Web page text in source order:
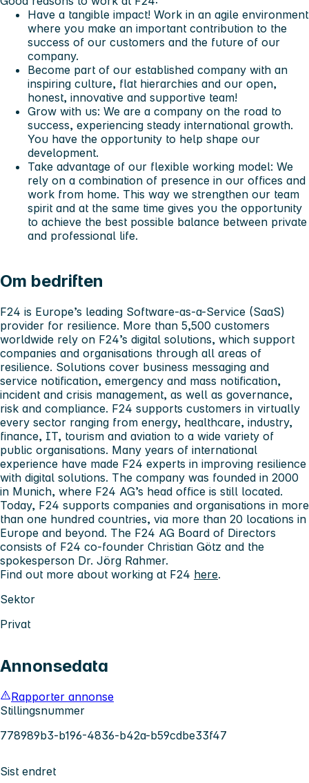
Have a tangible impact! Work in an agile environment
where you make an important contribution to the
success of our customers and the future of our
company.
Become part of our established company with an
inspiring culture, flat hierarchies and our open,
honest, innovative and supportive team!
Grow with us: We are a company on the road to
success, experiencing steady international growth.
You have the opportunity to help shape our
development.
Take advantage of our flexible working model: We
rely on a combination of presence in our offices and
work from home. This way we strengthen our team
spirit and at the same time gives you the opportunity
to achieve the best possible balance between private
and professional life.
Om bedriften
F24 is Europe’s leading Software-as-a-Service (SaaS)
provider for resilience. More than 5,500 customers
worldwide rely on F24’s digital solutions, which support
companies and organisations through all areas of
resilience. Solutions cover business messaging and
service notification, emergency and mass notification,
incident and crisis management, as well as governance,
risk and compliance. F24 supports customers in virtually
every sector ranging from energy, healthcare, industry,
finance, IT, tourism and aviation to a wide variety of
public organisations. Many years of international
experience have made F24 experts in improving resilience
with digital solutions. The company was founded in 2000
in Munich, where F24 AG’s head office is still located.
Today, F24 supports companies and organisations in more
than one hundred countries, via more than 20 locations in
Europe and beyond. The F24 AG Board of Directors
consists of F24 co-founder Christian Götz and the
spokesperson Dr. Jörg Rahmer.
Find out more about working at F24 here.
Sektor
Privat
Annonsedata
Rapporter annonse
Stillingsnummer
778989b3-b196-4836-b42a-b59cdbe33f47
Sist endret